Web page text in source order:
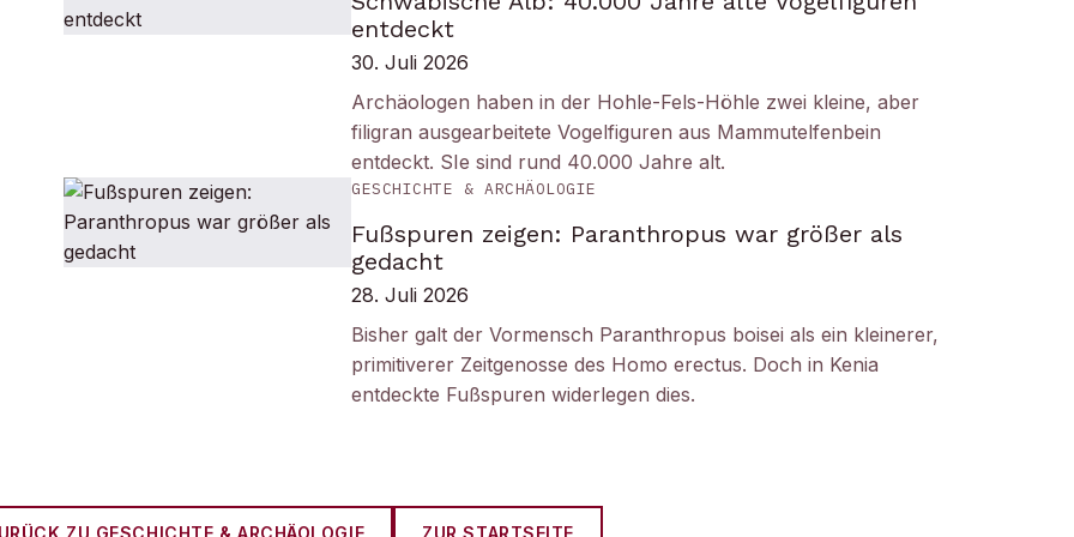
entdeckt
30. Juli 2026
Archäologen haben in der Hohle-Fels-Höhle zwei kleine, aber
filigran ausgearbeitete Vogelfiguren aus Mammutelfenbein
entdeckt. SIe sind rund 40.000 Jahre alt.
GESCHICHTE & ARCHÄOLOGIE
Fußspuren zeigen: Paranthropus war größer als
gedacht
28. Juli 2026
Bisher galt der Vormensch Paranthropus boisei als ein kleinerer,
primitiverer Zeitgenosse des Homo erectus. Doch in Kenia
entdeckte Fußspuren widerlegen dies.
ZU GESCHICHTE & ARCHÄOLOGIE ZUR STARTSEITE